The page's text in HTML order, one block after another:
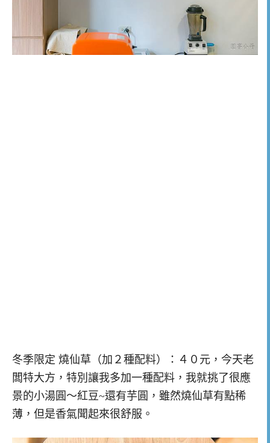
冬季限定 燒仙草（加２種配料）：４０元，今天老
闆特大方，特別讓我多加一種配料，我就挑了很應
景的小湯圓～紅豆~還有芋圓，雖然燒仙草有點稀
薄，但是香氣聞起來很舒服。